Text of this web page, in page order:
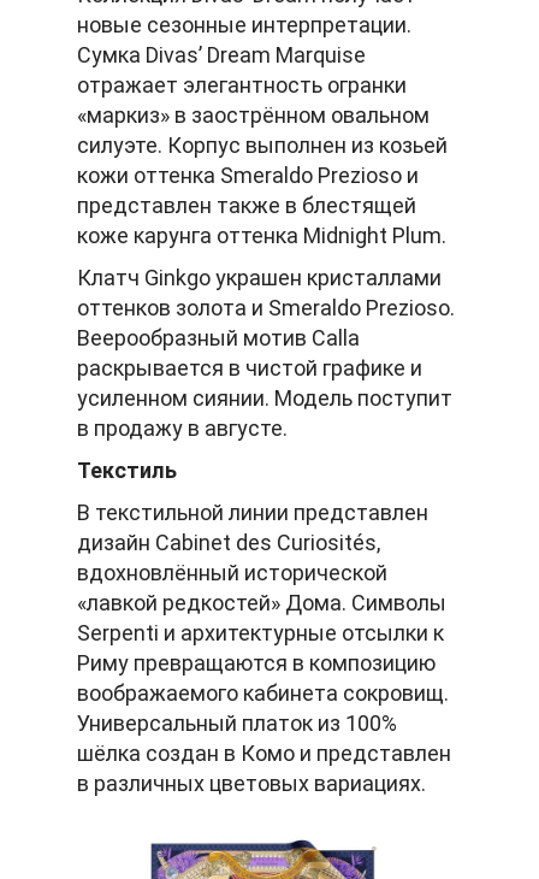
новые сезонные интерпретации.
Сумка Divas’ Dream Marquise
отражает элегантность огранки
«маркиз» в заострённом овальном
силуэте. Корпус выполнен из козьей
кожи оттенка Smeraldo Prezioso и
представлен также в блестящей
коже карунга оттенка Midnight Plum.
Клатч Ginkgo украшен кристаллами
оттенков золота и Smeraldo Prezioso.
Веерообразный мотив Calla
раскрывается в чистой графике и
усиленном сиянии. Модель поступит
в продажу в августе.
Текстиль
В текстильной линии представлен
дизайн Cabinet des Curiosités,
вдохновлённый исторической
«лавкой редкостей» Дома. Символы
Serpenti и архитектурные отсылки к
Риму превращаются в композицию
воображаемого кабинета сокровищ.
Универсальный платок из 100%
шёлка создан в Комо и представлен
в различных цветовых вариациях.